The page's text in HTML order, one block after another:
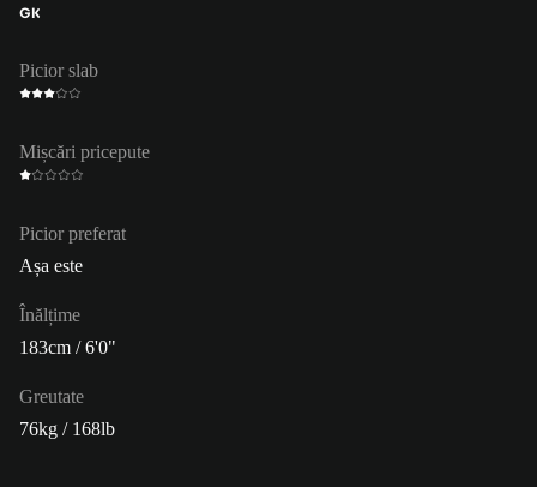
GK
Picior slab
Mișcări pricepute
Picior preferat
Așa este
Înălțime
183cm / 6'0"
Greutate
76kg / 168lb